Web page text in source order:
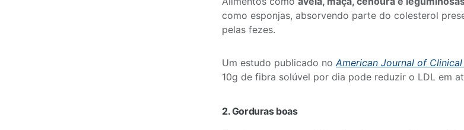
como esponjas, absorvendo parte do colesterol
pelas fezes.
Um estudo publicado noAmerican Journal of
10g de fibra solúvel por dia pode reduzir o LDL em
2. Gorduras boas